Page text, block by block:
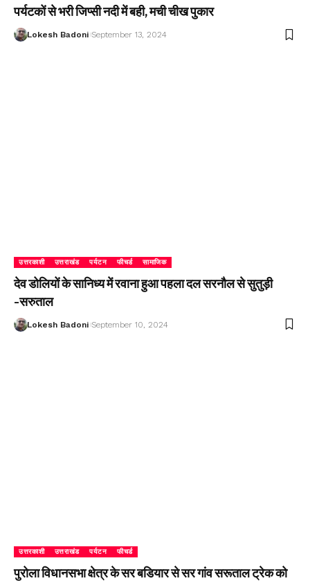
पर्यटकों से भरी जिप्सी नदी में बही, मची चीख पुकार
Lokesh Badoni September 13, 2024
उत्तरकाशी उत्तराखंड पर्यटन फीचर्ड सामाजिक
देव डोलियों के सानिध्य में रवाना हुआ पहला दल सरनौल से सुतुड़ी
-सरुताल
Lokesh Badoni September 10, 2024
उत्तरकाशी उत्तराखंड पर्यटन फीचर्ड
पुरोला विधानसभा क्षेत्र के सर बडियार से सर गांव सरूताल ट्रेक को